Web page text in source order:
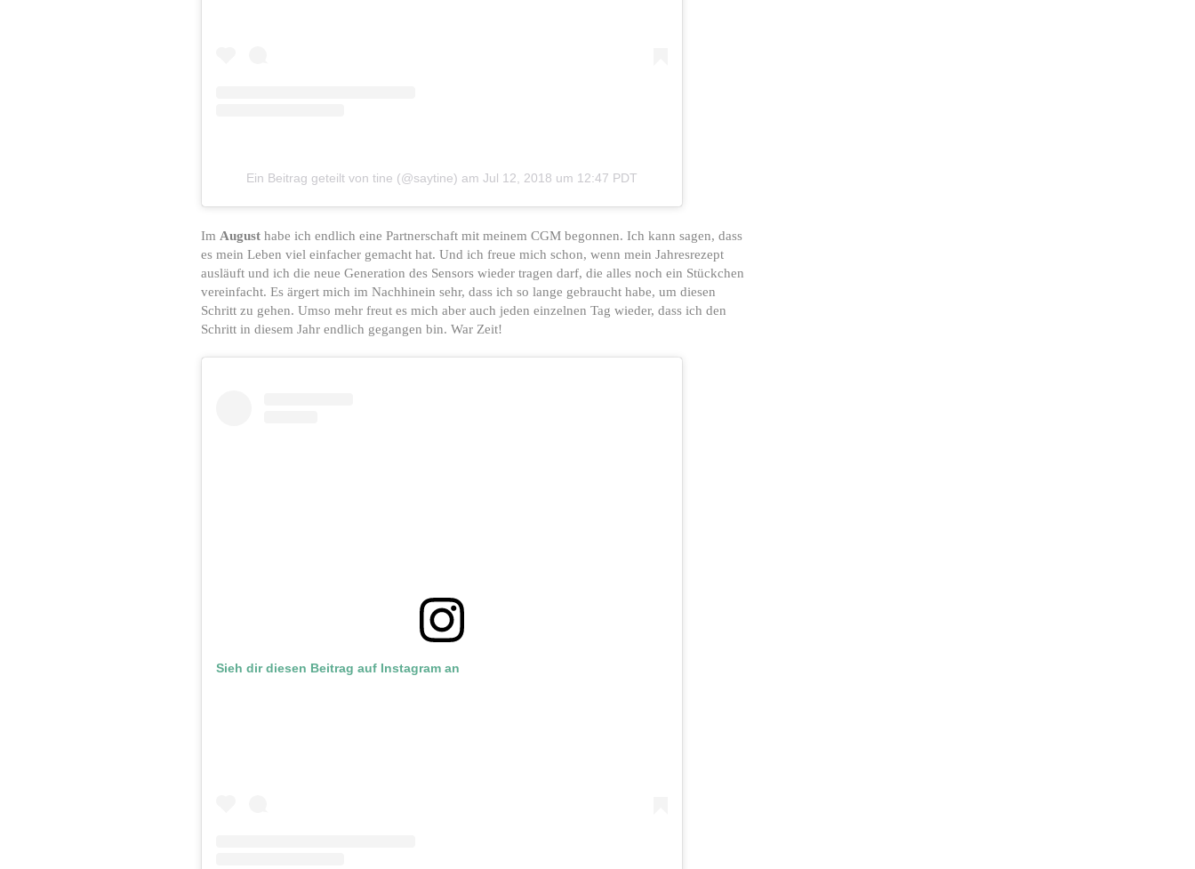
Ein Beitrag geteilt von tine (@saytine) am Jul 12, 2018 um 12:47 PDT
Im August habe ich endlich eine Partnerschaft mit meinem CGM begonnen. Ich kann sagen, dass
es mein Leben viel einfacher gemacht hat. Und ich freue mich schon, wenn mein Jahresrezept
ausläuft und ich die neue Generation des Sensors wieder tragen darf, die alles noch ein Stückchen
vereinfacht. Es ärgert mich im Nachhinein sehr, dass ich so lange gebraucht habe, um diesen
Schritt zu gehen. Umso mehr freut es mich aber auch jeden einzelnen Tag wieder, dass ich den
Schritt in diesem Jahr endlich gegangen bin. War Zeit!
Sieh dir diesen Beitrag auf Instagram an